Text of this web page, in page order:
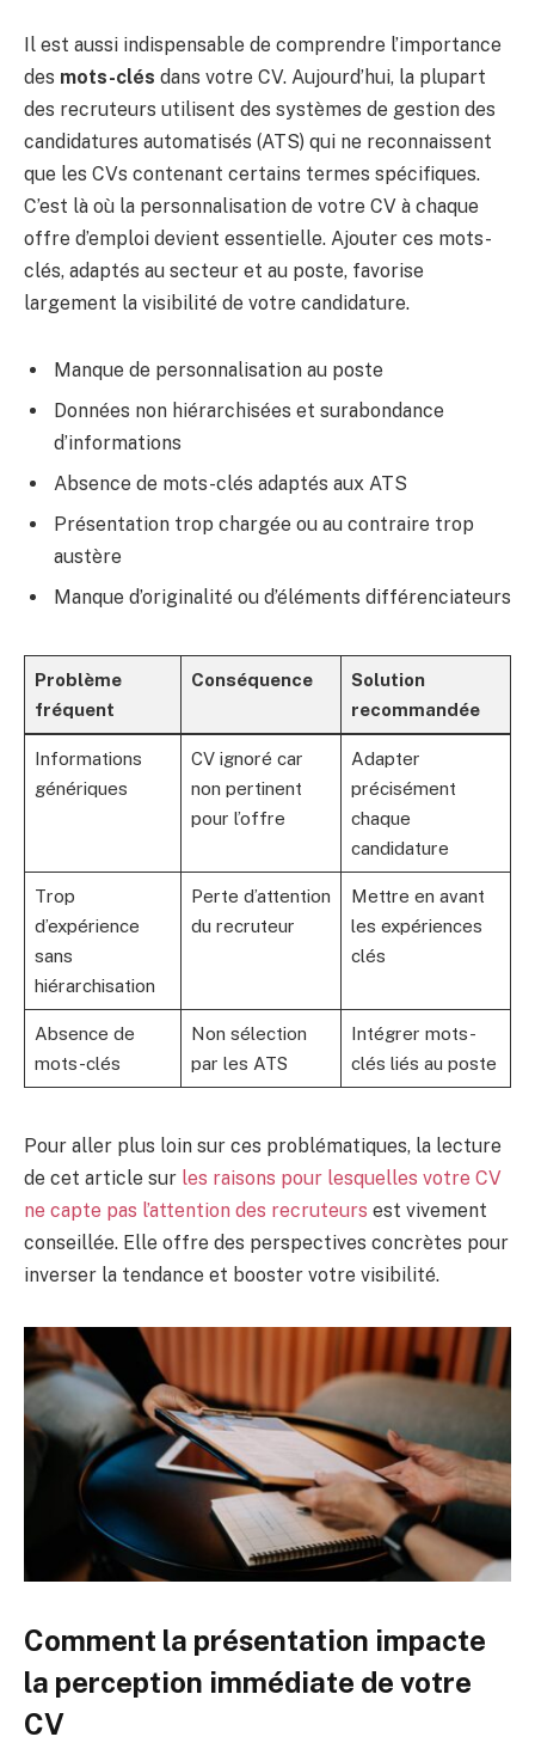
Il est aussi indispensable de comprendre l’importance
des mots-clés dans votre CV. Aujourd’hui, la plupart
des recruteurs utilisent des systèmes de gestion des
candidatures automatisés (ATS) qui ne reconnaissent
que les CVs contenant certains termes spécifiques.
C’est là où la personnalisation de votre CV à chaque
offre d’emploi devient essentielle. Ajouter ces mots-
clés, adaptés au secteur et au poste, favorise
largement la visibilité de votre candidature.
Manque de personnalisation au poste
Données non hiérarchisées et surabondance
d’informations
Absence de mots-clés adaptés aux ATS
Présentation trop chargée ou au contraire trop
austère
Manque d’originalité ou d’éléments différenciateurs
Problème
fréquent
Conséquence
Solution
recommandée
Informations
génériques
CV ignoré car
non pertinent
pour l’offre
Adapter
précisément
chaque
candidature
Trop
d’expérience
sans
hiérarchisation
Perte d’attention
du recruteur
Mettre en avant
les expériences
clés
Absence de
mots-clés
Non sélection
par les ATS
Intégrer mots-
clés liés au poste
Pour aller plus loin sur ces problématiques, la lecture
de cet article sur les raisons pour lesquelles votre CV
ne capte pas l’attention des recruteurs est vivement
conseillée. Elle offre des perspectives concrètes pour
inverser la tendance et booster votre visibilité.
Comment la présentation impacte
la perception immédiate de votre
CV